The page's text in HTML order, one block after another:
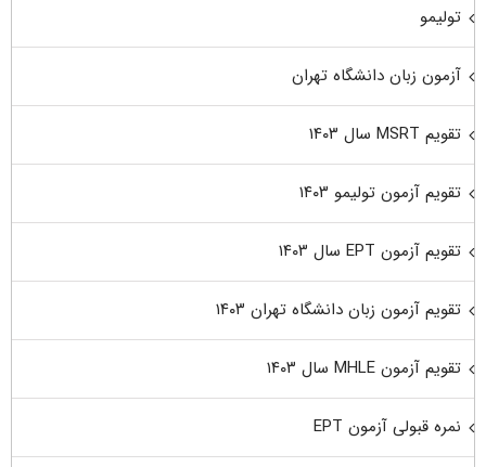
تولیمو
آزمون زبان دانشگاه تهران
تقویم MSRT سال ۱۴۰۳
تقویم آزمون تولیمو ۱۴۰۳
تقویم آزمون EPT سال ۱۴۰۳
تقویم آزمون زبان دانشگاه تهران ۱۴۰۳
تقویم آزمون MHLE سال ۱۴۰۳
نمره قبولی آزمون EPT